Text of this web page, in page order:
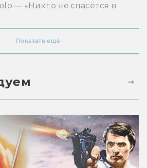
— «Никто не спасётся в
Показать ещё